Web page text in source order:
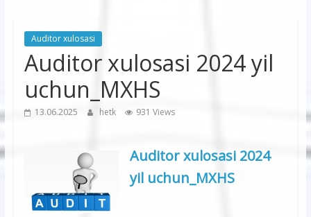
korxonasi”
Auditor xulosasi
Auditor xulosasi 2024 yil
uchun_MXHS
13.06.2025 hetk 931 Views
Auditor xulosasi 2024
yil uchun_MXHS